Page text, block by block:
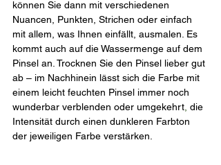
können Sie dann mit verschiedenen
Nuancen, Punkten, Strichen oder einfach
mit allem, was Ihnen einfällt, ausmalen. Es
kommt auch auf die Wassermenge auf dem
Pinsel an. Trocknen Sie den Pinsel lieber gut
ab – im Nachhinein lässt sich die Farbe mit
einem leicht feuchten Pinsel immer noch
wunderbar verblenden oder umgekehrt die
Intensität durch einen dunkleren Farbton
der jeweiligen Farbe verstärken.